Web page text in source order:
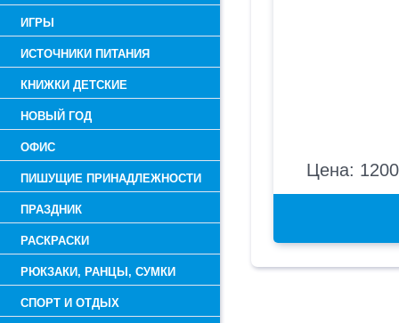
ИГРЫ
ИСТОЧНИКИ ПИТАНИЯ
КНИЖКИ ДЕТСКИЕ
НОВЫЙ ГОД
ОФИС
ПИШУЩИЕ ПРИНАДЛЕЖНОСТИ
ПРАЗДНИК
РАСКРАСКИ
РЮКЗАКИ, РАНЦЫ, СУМКИ
СПОРТ И ОТДЫХ
Цена: